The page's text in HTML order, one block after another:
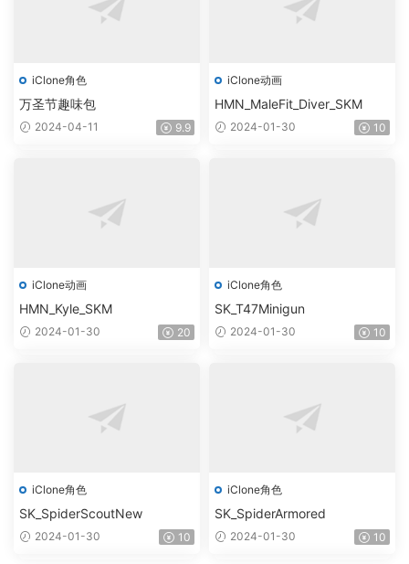
iClone角色
万圣节趣味包
2024-04-11 9.9
iClone动画
HMN_MaleFit_Diver_SKM
2024-01-30 10
iClone动画
HMN_Kyle_SKM
2024-01-30 20
iClone角色
SK_T47Minigun
2024-01-30 10
iClone角色
SK_SpiderScoutNew
2024-01-30 10
iClone角色
SK_SpiderArmored
2024-01-30 10